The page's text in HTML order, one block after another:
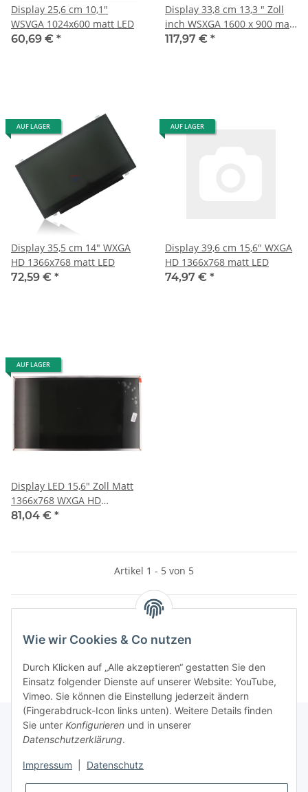
Display 25,6 cm 10,1"
WSVGA 1024x600 matt LED
60,69 € *
Display 33,8 cm 13,3 " Zoll
inch WSXGA 1600 x 900 matt
LED LP133WD2SLB2
117,97 € *
AUF LAGER
Display 35,5 cm 14" WXGA
HD 1366x768 matt LED
72,59 € *
AUF LAGER
Display 39,6 cm 15,6" WXGA
HD 1366x768 matt LED
74,97 € *
AUF LAGER
Display LED 15,6" Zoll Matt
1366x768 WXGA HD
LTN156AT05-001
81,04 € *
Artikel 1 - 5 von 5
Kategorien
Wie wir Cookies & Co nutzen
Durch Klicken auf „Alle akzeptieren“ gestatten Sie den
Einsatz folgender Dienste auf unserer Website: YouTube,
Vimeo. Sie können die Einstellung jederzeit ändern
(Fingerabdruck-Icon links unten). Weitere Details finden
Sie unter Konfigurieren und in unserer
Datenschutzerklärung.
Impressum Datenschutz